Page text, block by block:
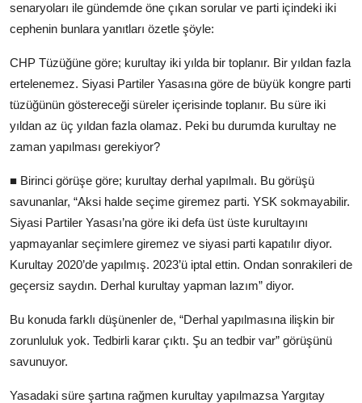
senaryoları ile gündemde öne çıkan sorular ve parti içindeki iki
cephenin bunlara yanıtları özetle şöyle:
CHP Tüzüğüne göre; kurultay iki yılda bir toplanır. Bir yıldan fazla
ertelenemez. Siyasi Partiler Yasasına göre de büyük kongre parti
tüzüğünün göstereceği süreler içerisinde toplanır. Bu süre iki
yıldan az üç yıldan fazla olamaz. Peki bu durumda kurultay ne
zaman yapılması gerekiyor?
■ Birinci görüşe göre; kurultay derhal yapılmalı. Bu görüşü
savunanlar, “Aksi halde seçime giremez parti. YSK sokmayabilir.
Siyasi Partiler Yasası’na göre iki defa üst üste kurultayını
yapmayanlar seçimlere giremez ve siyasi parti kapatılır diyor.
Kurultay 2020’de yapılmış. 2023’ü iptal ettin. Ondan sonrakileri de
geçersiz saydın. Derhal kurultay yapman lazım” diyor.
Bu konuda farklı düşünenler de, “Derhal yapılmasına ilişkin bir
zorunluluk yok. Tedbirli karar çıktı. Şu an tedbir var” görüşünü
savunuyor.
Yasadaki süre şartına rağmen kurultay yapılmazsa Yargıtay